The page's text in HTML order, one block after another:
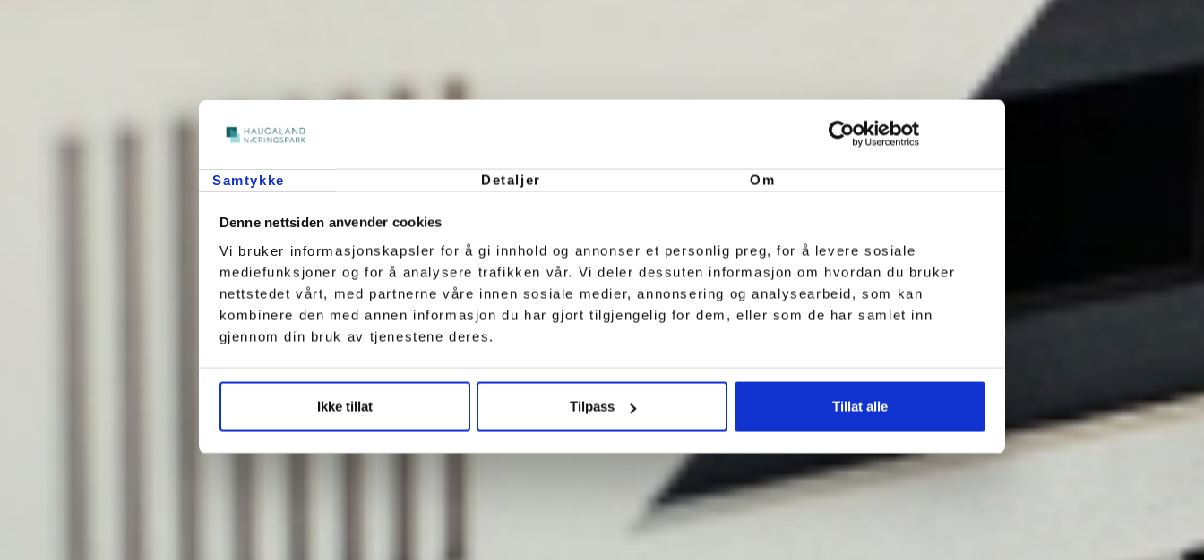
Samtykke Detaljer Om
Denne nettsiden anvender cookies
Vi bruker informasjonskapsler for å gi innhold og annonser et personlig preg, for å levere sosiale
mediefunksjoner og for å analysere trafikken vår. Vi deler dessuten informasjon om hvordan du bruker
nettstedet vårt, med partnerne våre innen sosiale medier, annonsering og analysearbeid, som kan
kombinere den med annen informasjon du har gjort tilgjengelig for dem, eller som de har samlet inn
gjennom din bruk av tjenestene deres.
Ikke tillat Tilpass Tillat alle